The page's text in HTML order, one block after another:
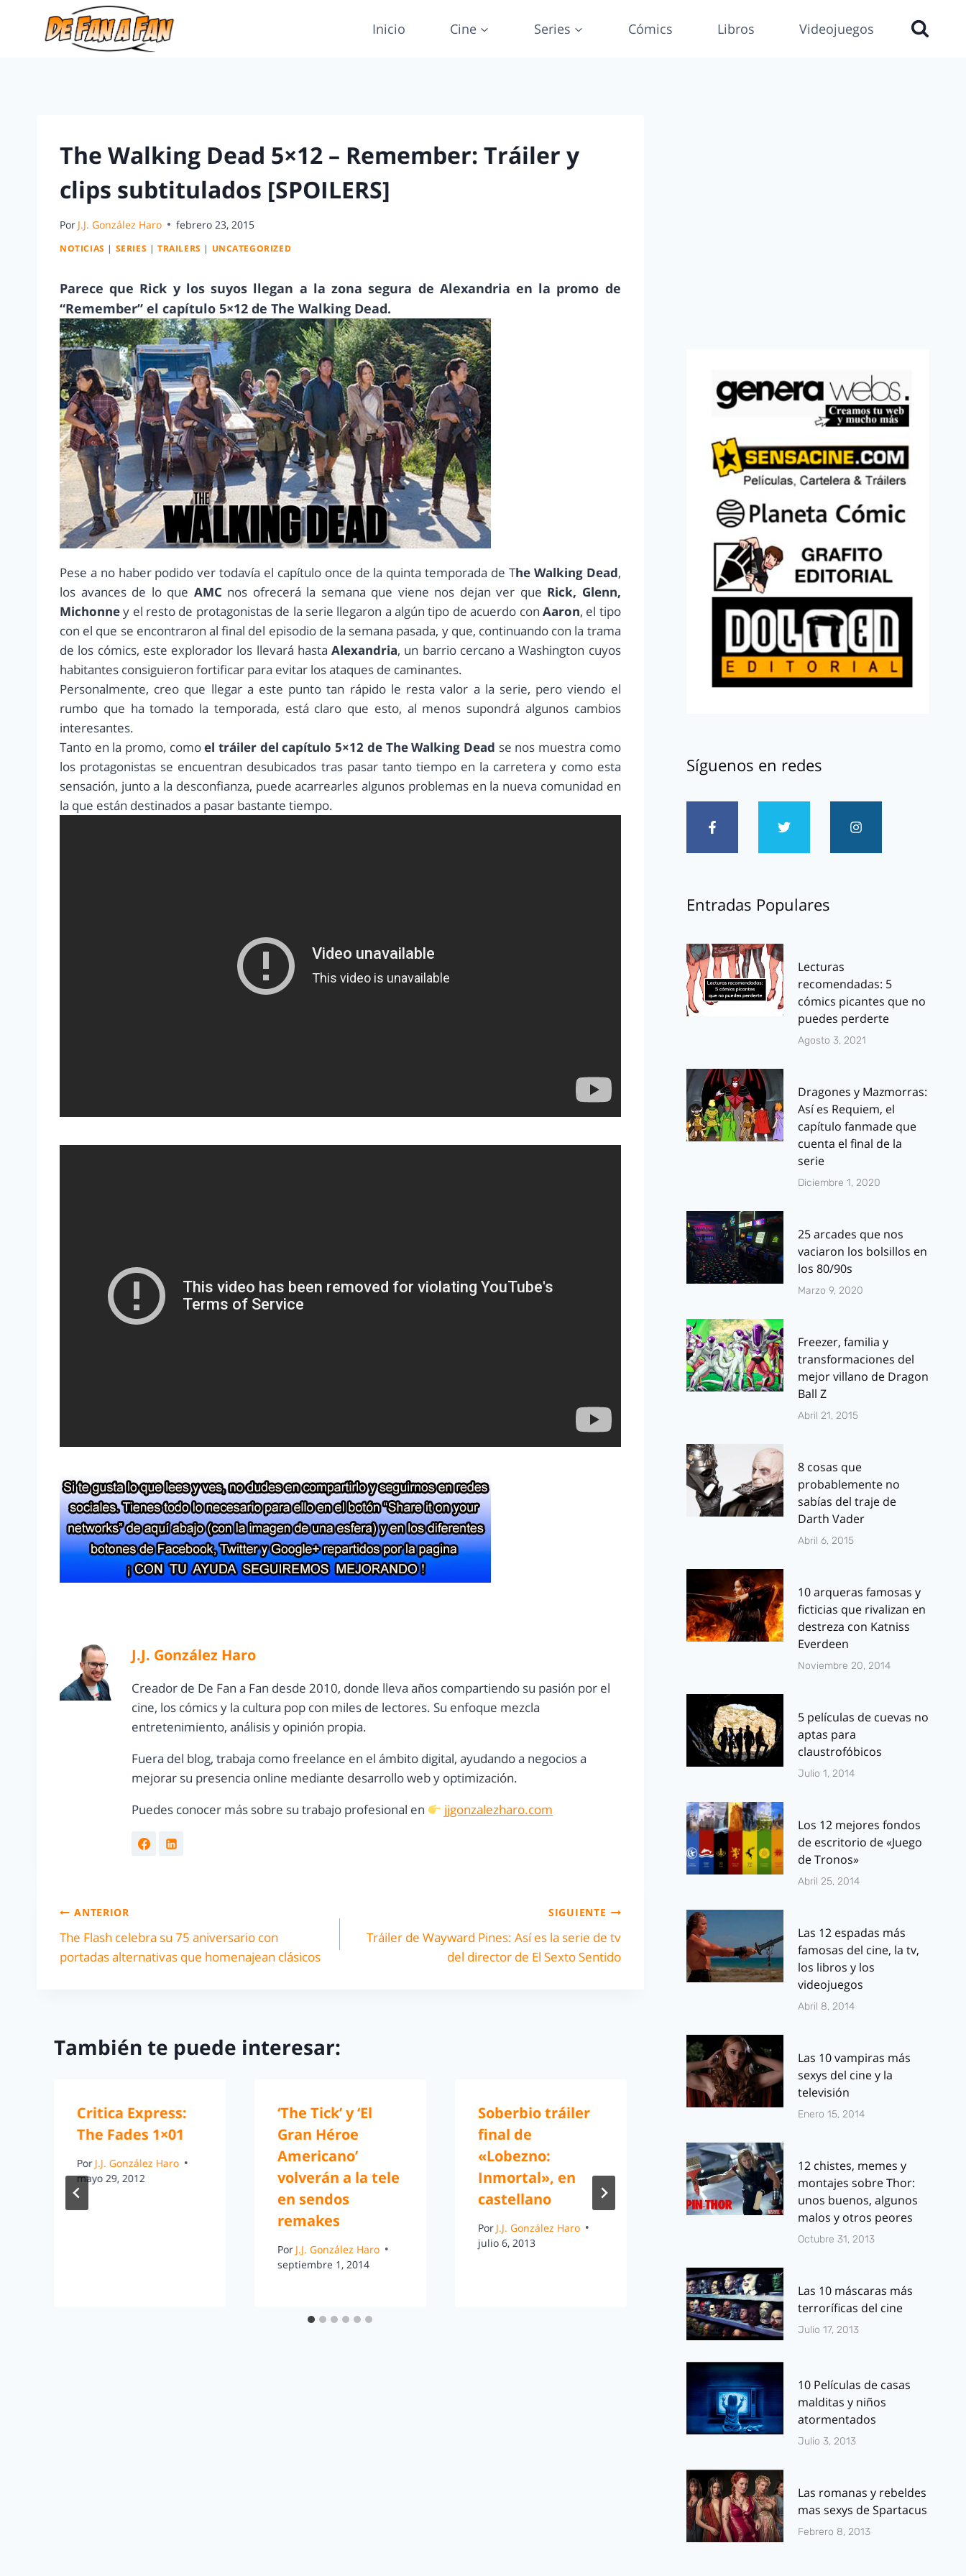
Inicio Cine Series Cómics Libros Videojuegos
The Walking Dead 5×12 – Remember: Tráiler y
clips subtitulados [SPOILERS]
Por J.J. González Haro febrero 23, 2015
NOTICIAS | SERIES | TRAILERS | UNCATEGORIZED
Parece que Rick y los suyos llegan a la zona segura de Alexandria en la promo de
“Remember” el capítulo 5×12 de The Walking Dead.
Pese a no haber podido ver todavía el capítulo once de la quinta temporada de The Walking Dead,
los avances de lo que AMC nos ofrecerá la semana que viene nos dejan ver que Rick, Glenn,
Michonney el resto de protagonistas de la serie llegaron a algún tipo de acuerdo con Aaron, el tipo
con el que se encontraron al final del episodio de la semana pasada, y que, continuando con la trama
de los cómics, este explorador los llevará hastaAlexandria, un barrio cercano a Washington cuyos
habitantes consiguieron fortificar para evitar los ataques de caminantes.
Personalmente, creo que llegar a este punto tan rápido le resta valor a la serie, pero viendo el
rumbo que ha tomado la temporada, está claro que esto, al menos supondrá algunos cambios
interesantes.
Tanto en la promo, comoel tráiler del capítulo 5×12 de The Walking Dead se nos muestra como
los protagonistas se encuentran desubicados tras pasar tanto tiempo en la carretera y como esta
sensación, junto a la desconfianza, puede acarrearles algunos problemas en la nueva comunidad en
la que están destinados a pasar bastante tiempo.
J.J. González Haro
Creador de De Fan a Fan desde 2010, donde lleva años compartiendo su pasión por el
cine, los cómics y la cultura pop con miles de lectores. Su enfoque mezcla
entretenimiento, análisis y opinión propia.
Fuera del blog, trabaja como freelance en el ámbito digital, ayudando a negocios a
mejorar su presencia online mediante desarrollo web y optimización.
Puedes conocer más sobre su trabajo profesional en
jjgonzalezharo.com
ANTERIOR
The Flash celebra su 75 aniversario con
portadas alternativas que homenajean clásicos
SIGUIENTE
Tráiler de Wayward Pines: Así es la serie de tv
del director de El Sexto Sentido
También te puede interesar:
Critica Express:
The Fades 1×01
PorJ.J. González Haro
mayo 29, 2012
‘The Tick’ y ‘El
Gran Héroe
Americano’
volverán a la tele
en sendos
remakes
Por J.J. González Haro
septiembre 1, 2014
Soberbio tráiler
final de
«Lobezno:
Inmortal», en
castellano
Por J.J. González Haro
julio 6, 2013
Crítica de
De cuando la
maravilla de un
film no es solo
una mujer
Retrasos
Fantastic
Assassin´s
Síguenos en redes
Entradas Populares
Lecturas
recomendadas: 5
cómics picantes que no
puedes perderte
Agosto 3, 2021
Dragones y Mazmorras:
Así es Requiem, el
capítulo fanmade que
cuenta el final de la
serie
Diciembre 1, 2020
25 arcades que nos
vaciaron los bolsillos en
los 80/90s
Marzo 9, 2020
Freezer, familia y
transformaciones del
mejor villano de Dragon
Ball Z
Abril 21, 2015
8 cosas que
probablemente no
sabías del traje de
Darth Vader
Abril 6, 2015
10 arqueras famosas y
ficticias que rivalizan en
destreza con Katniss
Everdeen
Noviembre 20, 2014
5 películas de cuevas no
aptas para
claustrofóbicos
Julio 1, 2014
Los 12 mejores fondos
de escritorio de «Juego
de Tronos»
Abril 25, 2014
Las 12 espadas más
famosas del cine, la tv,
los libros y los
videojuegos
Abril 8, 2014
Las 10 vampiras más
sexys del cine y la
televisión
Enero 15, 2014
12 chistes, memes y
montajes sobre Thor:
unos buenos, algunos
malos y otros peores
Octubre 31, 2013
Las 10 máscaras más
terroríficas del cine
Julio 17, 2013
10 Películas de casas
malditas y niños
atormentados
Julio 3, 2013
Las romanas y rebeldes
mas sexys de Spartacus
Febrero 8, 2013